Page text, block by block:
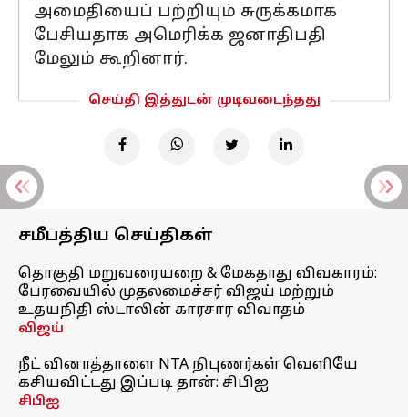
அமைதியைப் பற்றியும் சுருக்கமாக
பேசியதாக அமெரிக்க ஜனாதிபதி
மேலும் கூறினார்.
செய்தி இத்துடன் முடிவடைந்தது
சமீபத்திய செய்திகள்
தொகுதி மறுவரையறை & மேகதாது விவகாரம்:
பேரவையில் முதலமைச்சர் விஜய் மற்றும்
உதயநிதி ஸ்டாலின் காரசார விவாதம்
விஜய்
நீட் வினாத்தாளை NTA நிபுணர்கள் வெளியே
கசியவிட்டது இப்படி தான்: சிபிஐ
சிபிஐ